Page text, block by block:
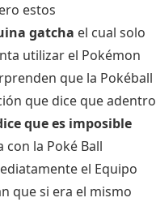
estos
gatcha el cual solo
utilizar el Pokémon
que la Pokéball
que dice que adentro
que es imposible
con la Poké Ball
el Equipo
que si era el mismo